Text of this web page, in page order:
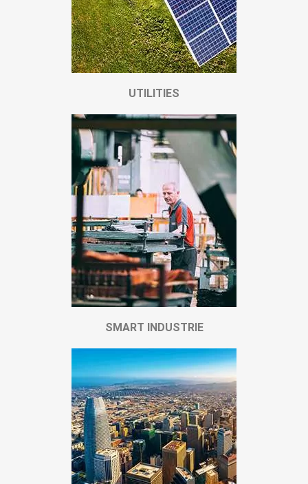
UTILITIES
SMART INDUSTRIE